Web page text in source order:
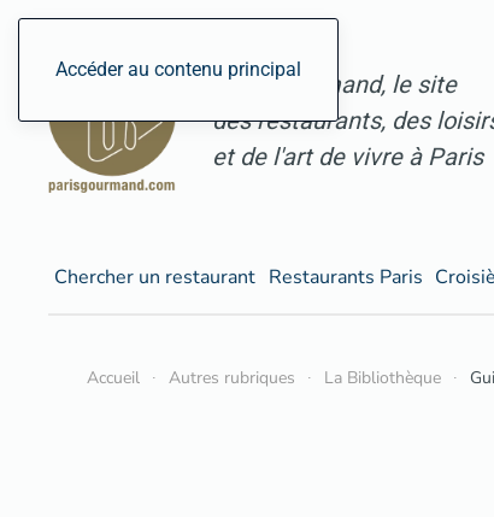
Accéder au contenu principal
ParisGourmand, le site
des restaurants, des
et de l'art de vivre à Paris
Chercher un restaurant Restaurants Paris
Accueil Autres rubriques La Bibliothèque